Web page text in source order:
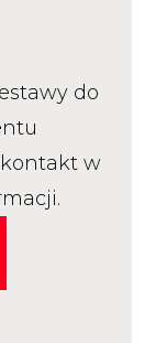
do
w